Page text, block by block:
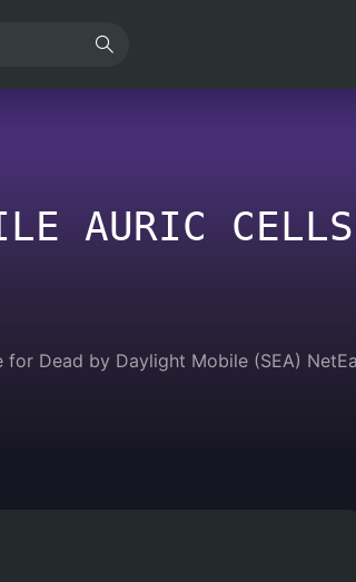
AURIC
Dead by Daylight Mobile (SEA)